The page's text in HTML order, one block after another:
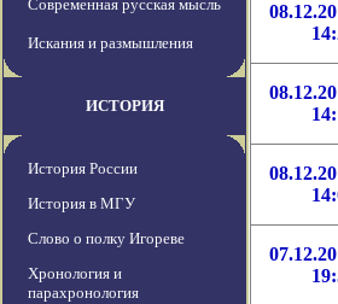
Современная русская мысль
Искания и размышления
ИСТОРИЯ
История России
История в МГУ
Слово о полку Игореве
Хронология и
парахронология